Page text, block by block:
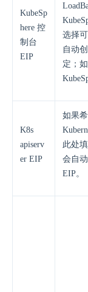
KubeSp
here 控
制台
EIP
选择
自动
定；
K8s
apiserv
er EIP
如果
此处
会自
EIP。